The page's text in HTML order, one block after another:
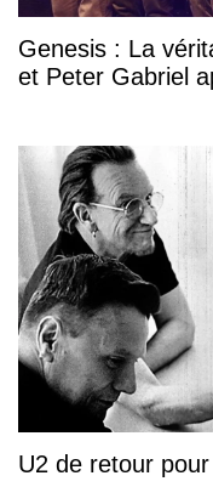
Genesis : La
et Peter Gabriel
U2 de retour